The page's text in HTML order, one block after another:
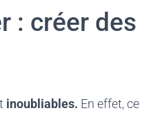
: créer des
inoubliables. En effet, ce